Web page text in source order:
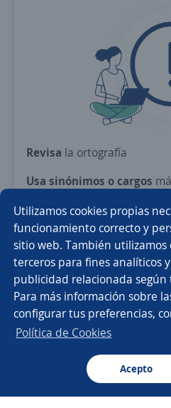
Buscar Postulaciones Avisos
Revisa la ortografía
Usa sinónimos o cargos
Ajustalos filtros
O crea una alertay te
vacante con tus criterios
Nuevas ofertas de
Buscar es más
CT App
Navegador
Utilizamos cookies propias
funcionamiento correcto y
sitio web. También utilizamos
terceros para fines analíticos
publicidad relacionada según
Para más información sobre
configurar tus preferencias,
Política de Cookies
Acepto